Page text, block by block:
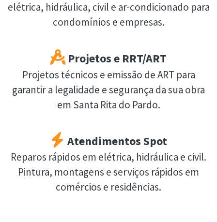
elétrica, hidráulica, civil e ar-condicionado para
condomínios e empresas.
Projetos e RRT/ART
Projetos técnicos e emissão de ART para
garantir a legalidade e segurança da sua obra
em Santa Rita do Pardo.
Atendimentos Spot
Reparos rápidos em elétrica, hidráulica e civil.
Pintura, montagens e serviços rápidos em
comércios e residências.